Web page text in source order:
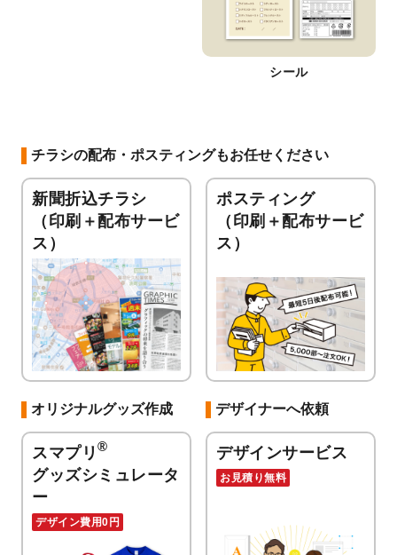
シール
チラシの配布・ポスティングもお任せください
新聞折込チラシ
（印刷＋配布サービ
ス）
ポスティング
（印刷＋配布サービ
ス）
オリジナルグッズ作成
スマプリ ®
グッズシミュレータ
ー
デザイン費用0円
デザイナーへ依頼
デザインサービス
お見積り無料